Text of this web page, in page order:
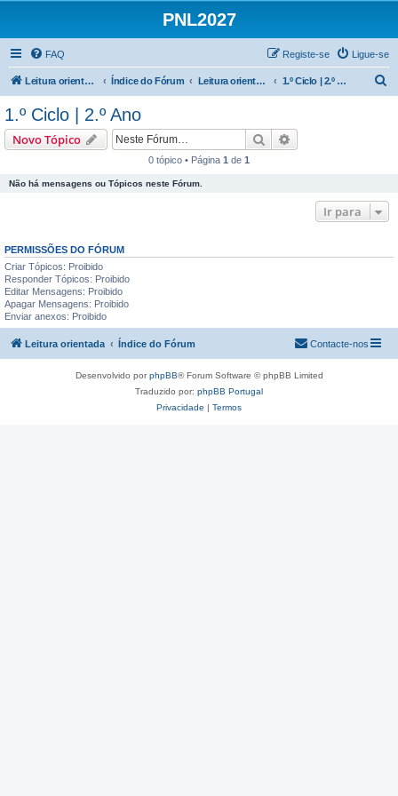
PNL2027
FAQ Ligue-se
Registe-se
Leitura orientada Índice do Fórum Leitura orientada | 1.º e 2.º Ciclos 1.º Ciclo | 2.º Ano
1.º Ciclo | 2.º Ano
Novo Tópico Pesquisar
0 tópico • Página 1 de 1
Não há mensagens ou Tópicos neste Fórum.
Ir para
PERMISSÕES DO FÓRUM
Criar Tópicos: Proibido
Responder Tópicos: Proibido
Editar Mensagens: Proibido
Apagar Mensagens: Proibido
Enviar anexos: Proibido
Leitura orientada Índice do Fórum Contacte-nos
Desenvolvido porphpBB® Forum Software © phpBB Limited
Traduzido por: phpBB Portugal
Privacidade | Termos